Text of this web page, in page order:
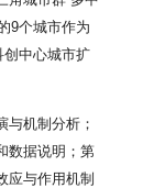
9个城市作为
创中心城市扩
与机制分析；
数据说明；第
应与作用机制